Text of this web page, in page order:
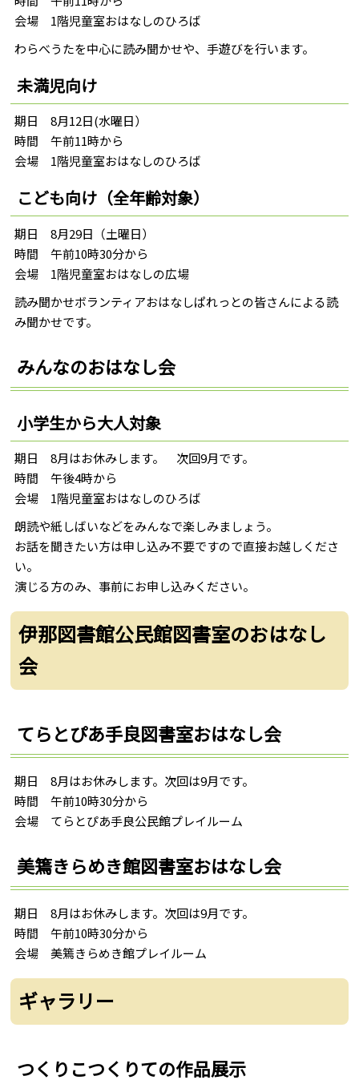
会場 1階児童室おはなしのひろば
わらべうたを中心に読み聞かせや、手遊びを行います。
未満児向け
期日 8月12日(水曜日）
時間 午前11時から
会場 1階児童室おはなしのひろば
こども向け（全年齢対象）
期日 8月29日（土曜日）
時間 午前10時30分から
会場 1階児童室おはなしの広場
読み聞かせボランティアおはなしぱれっとの皆さんによる読
み聞かせです。
みんなのおはなし会
小学生から大人対象
期日 8月はお休みします。 次回9月です。
時間 午後4時から
会場 1階児童室おはなしのひろば
朗読や紙しばいなどをみんなで楽しみましょう。
お話を聞きたい方は申し込み不要ですので直接お越しくださ
い。
演じる方のみ、事前にお申し込みください。
伊那図書館公民館図書室のおはなし
会
てらとぴあ手良図書室おはなし会
期日 8月はお休みします。次回は9月です。
時間 午前10時30分から
会場 てらとぴあ手良公民館プレイルーム
美篶きらめき館図書室おはなし会
期日 8月はお休みします。次回は9月です。
時間 午前10時30分から
会場 美篶きらめき館プレイルーム
ギャラリー
つくりこつくりての作品展示